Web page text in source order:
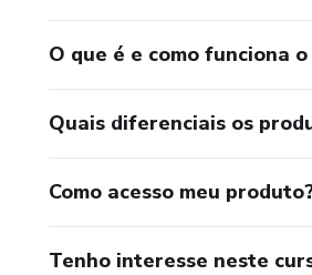
O que é e como funciona
Quais diferenciais os
Como acesso meu
Tenho interesse neste